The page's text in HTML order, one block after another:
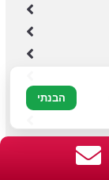
הבנתי